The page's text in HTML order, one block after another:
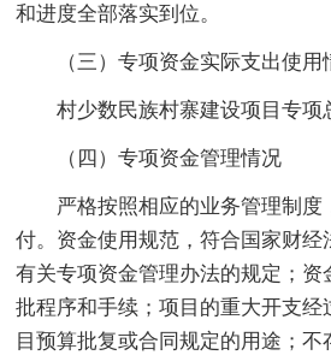
和进度全部落实到位。
（三）专项资金实际支出使用
村少数民族村寨建设项目专项
（四）专项资金管理情况
严格按照相应的业务管理制度
付。资金使用规范，符合国家财经
有关专项资金管理办法的规定；资
批程序和手续；项目的重大开支经
目预算批复或合同规定的用途；